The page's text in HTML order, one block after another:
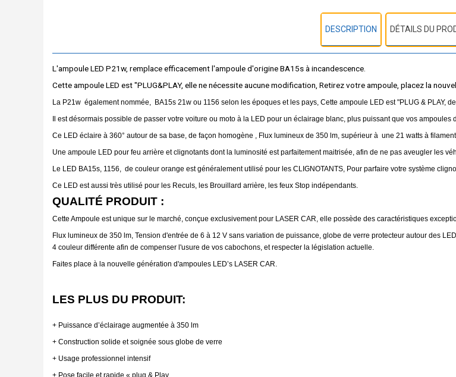
DESCRIPTION DÉTAILS DU
L'ampoule LED P21w, remplace efficacement l'ampoule d'origine BA15s à incandescence.
Cette ampoule LED est "PLUG&PLAY, elle ne nécessite aucune modification, Retirez votre ampoule, placez la
La P21w également nommée, BA15s 21w ou 1156 selon les époques et les pays, Cette ampoule LED est "PLUG & PLAY,
Il est désormais possible de passer votre voiture ou moto à la LED pour un éclairage blanc, plus puissant que vos
Ce LED éclaire à 360° autour de sa base, de façon homogène , Flux lumineux de 350 lm, supérieur à une 21 watts à
Une ampoule LED pour feu arrière et clignotants dont la luminosité est parfaitement maitrisée, afin de ne pas aveugler les
Le LED BA15s, 1156, de couleur orange est généralement utilisé pour les CLIGNOTANTS, Pour parfaire votre système
Ce LED est aussi très utilisé pour les Reculs, les Brouillard arrière, les feux Stop indépendants.
QUALITÉ PRODUIT :
Cette Ampoule est unique sur le marché, conçue exclusivement pour LASER CAR, elle possède des caractéristiques
Flux lumineux de 350 lm, Tension d'entrée de 6 à 12 V sans variation de puissance, globe de verre protecteur autour des
4 couleur différente afin de compenser l'usure de vos cabochons, et respecter la législation actuelle.
Faites place à la nouvelle génération d'ampoules LED’s LASER CAR.
LES PLUS DU PRODUIT:
+ Puissance d’éclairage augmentée à 350 lm
+ Construction solide et soignée sous globe de verre
+ Usage professionnel intensif
+ Pose facile et rapide « plug & Play